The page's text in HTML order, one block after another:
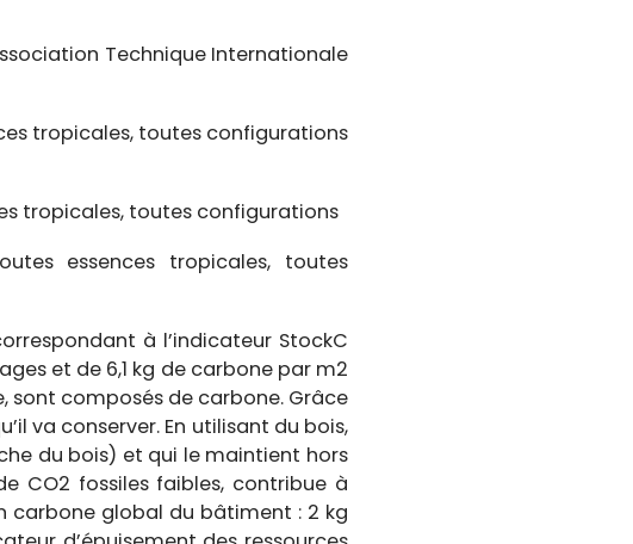
Technique Internationale
tropicales, toutes configurations
tropicales, toutes configurations
essences tropicales, toutes
à l’indicateur StockC
et de 6,1 kg de carbone par m2
sont composés de carbone. Grâce
va conserver. En utilisant du bois,
du bois) et qui le maintient hors
CO2 fossiles faibles, contribue à
carbone global du bâtiment : 2 kg